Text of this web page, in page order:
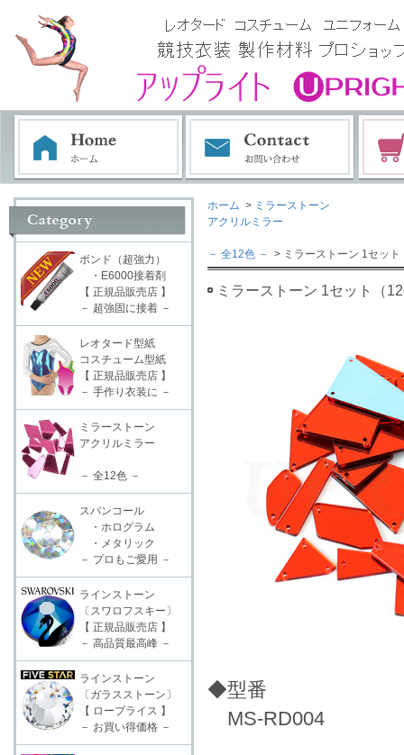
ホーム > ミラーストーン
アクリルミラー
－ 全12色 － > ミラーストーン 1セッ
ミラーストーン 1セット（
◆型番
MS-RD004
ボンド（超強力）
・E6000接着剤
【 正規品販売店 】
－ 超強固に接着 －
レオタード型紙
コスチューム型紙
【 正規品販売店 】
－ 手作り衣装に －
ミラーストーン
アクリルミラー
－ 全12色 －
スパンコール
・ホログラム
・メタリック
－ プロもご愛用 －
ラインストーン
〔スワロフスキー〕
【 正規品販売店 】
－ 高品質最高峰 －
ラインストーン
〔ガラスストーン〕
【 ロープライス 】
－ お買い得価格 －